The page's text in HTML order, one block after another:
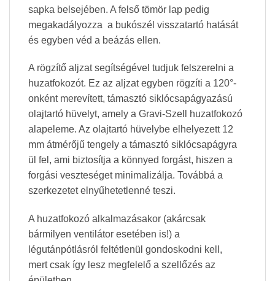
sapka belsejében. A felső tömör lap pedig
megakadályozza a bukószél visszatartó hatását
és egyben véd a beázás ellen.
A rögzítő aljzat segítségével tudjuk felszerelni a
huzatfokozót. Ez az aljzat egyben rögzíti a 120°-
onként merevített, támasztó siklócsapágyazású
olajtartó hüvelyt, amely a Gravi-Szell huzatfokozó
alapeleme. Az olajtartó hüvelybe elhelyezett 12
mm átmérőjű tengely a támasztó siklócsapágyra
ül fel, ami biztosítja a könnyed forgást, hiszen a
forgási veszteséget minimalizálja. Továbbá a
szerkezetet elnyűhetetlenné teszi.
A huzatfokozó alkalmazásakor (akárcsak
bármilyen ventilátor esetében is!) a
légutánpótlásról feltétlenül gondoskodni kell,
mert csak így lesz megfelelő a szellőzés az